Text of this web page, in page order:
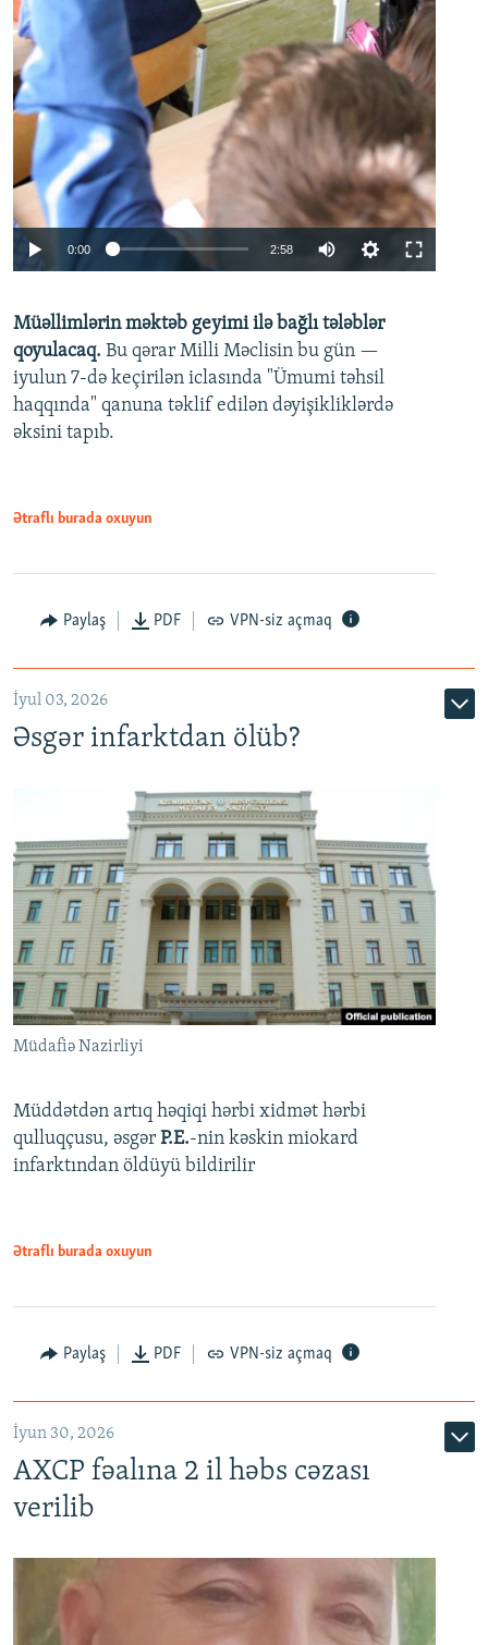
Auto 240p 360p 480p
720p 1080p
0:00 2:58
360p
480p
720p
Müəllimlərin məktəb geyimi ilə bağlı tələblər
qoyulacaq. Bu qərar Milli Məclisin bu gün —
iyulun 7-də keçirilən iclasında "Ümumi təhsil
haqqında" qanuna təklif edilən dəyişikliklərdə
əksini tapıb.
Ətraflı burada oxuyun
Paylaş PDF VPN-siz açmaq
İyul 03, 2026
Əsgər infarktdan ölüb?
Müdafiə Nazirliyi
Müddətdən artıq həqiqi hərbi xidmət hərbi
qulluqçusu, əsgər P.E.-nin kəskin miokard
infarktından öldüyü bildirilir
Ətraflı burada oxuyun
Paylaş PDF VPN-siz açmaq
İyun 30, 2026
AXCP fəalına 2 il həbs cəzası
verilib